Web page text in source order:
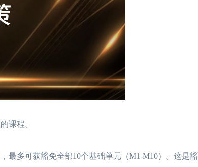
课程。
多可获豁免全部10个基础单元（M1-M10）。这是豁